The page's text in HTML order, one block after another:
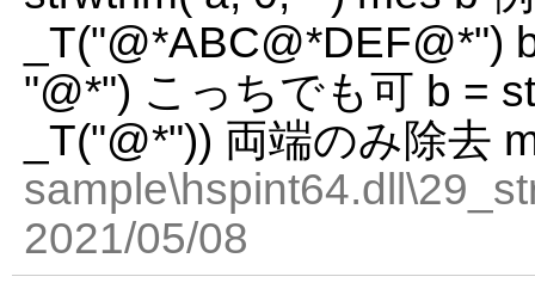
_T("@*ABC@*DEF@*")
"@*") こっちでも可 b =
_T("@*")) 両端のみ除去
2021/05/08